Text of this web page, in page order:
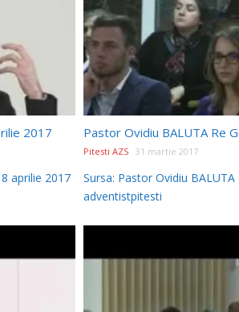
2017
aprilie 2017
Pastor Ovidiu BALUTA Re
Pitesti AZS 31 martie 2017
Sursa: Pastor Ovidiu BALUTA
adventistpitesti